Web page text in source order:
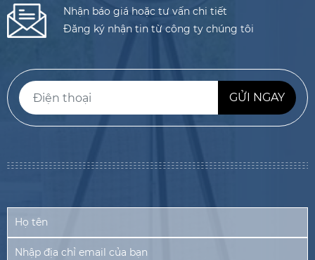
Nhận báo giá hoặc tư vấn chi tiết
Đăng ký nhận tin từ công ty chúng tôi